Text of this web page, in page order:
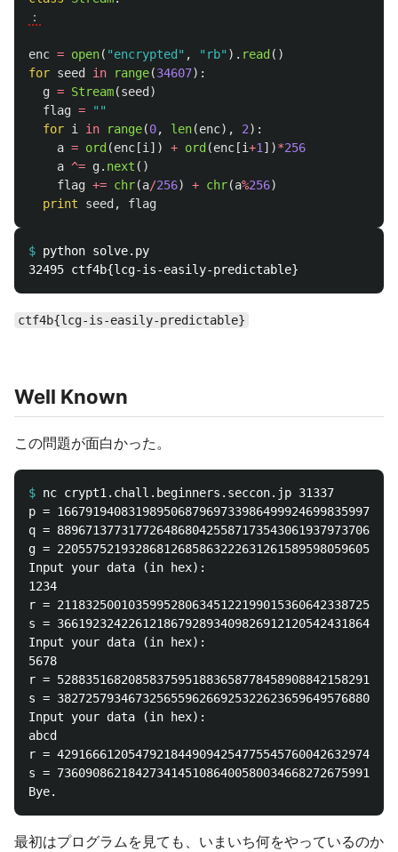
：
enc = open( "encrypted " , " rb" ). read ()
for seed in range(34607):
g = Stream(seed )
flag =
""
for i in range(0, len(enc), 2):
a = ord (enc [i]) + ord (enc [i+1])*256
a ^= g. next ()
flag += chr(a/256) + chr(a%256)
print
seed , flag
$
ctf4b{lcg-is-easily-predictable}
Well Known
この問題が面白かった。
$
p =
q =
g =
Input your data (in hex):
1234
r =
s =
Input your data (in hex):
5678
r =
s =
Input your data (in hex):
abcd
r =
s =
最初はプログラムを見ても、いまいち何をやっているのか